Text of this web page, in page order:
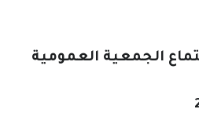
الجمعية العمومية